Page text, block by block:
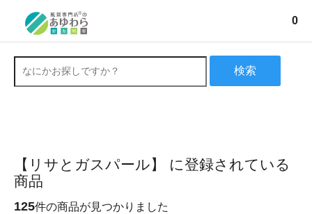
0
検索
【リサとガスパール】 に登録されている
商品
125件の商品が見つかりました